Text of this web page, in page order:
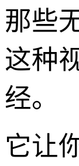
那些
这种
经。
它让